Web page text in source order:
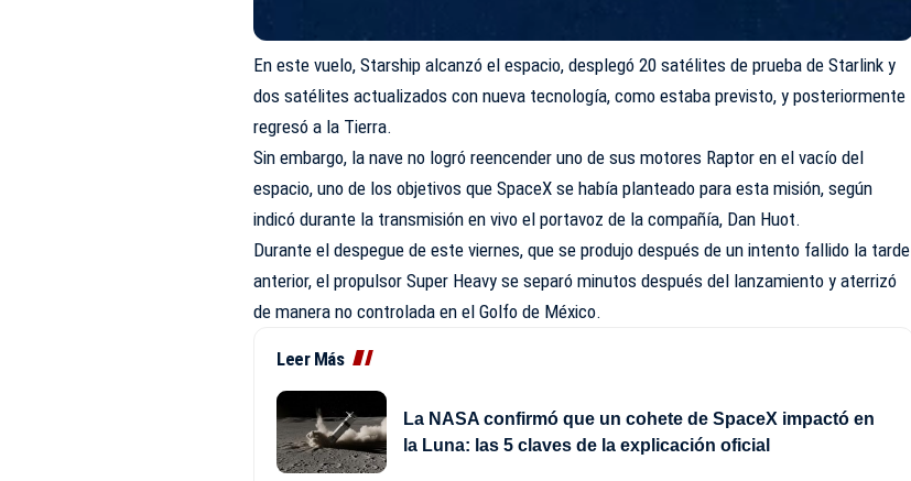
En este vuelo, Starship alcanzó el espacio, desplegó 20 satélites de prueba de Starlink y
dos satélites actualizados con nueva tecnología, como estaba previsto, y posteriormente
regresó a la Tierra.
Sin embargo, la nave no logró reencender uno de sus motores Raptor en el vacío del
espacio, uno de los objetivos que SpaceX se había planteado para esta misión, según
indicó durante la transmisión en vivo el portavoz de la compañía, Dan Huot.
Durante el despegue de este viernes, que se produjo después de un intento fallido la tarde
anterior, el propulsor Super Heavy se separó minutos después del lanzamiento y aterrizó
de manera no controlada en el Golfo de México.
Leer Más
La NASA confirmó que un cohete de SpaceX impactó en
la Luna: las 5 claves de la explicación oficial